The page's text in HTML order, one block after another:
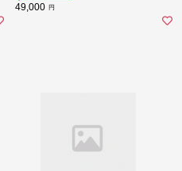
49,000 円